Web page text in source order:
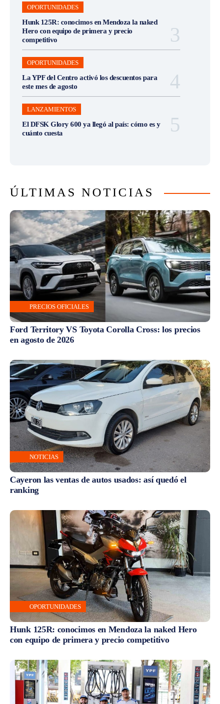
OPORTUNIDADES
Hunk 125R: conocimos en Mendoza la naked
Hero con equipo de primera y precio
competitivo
OPORTUNIDADES
La YPF del Centro activó los descuentos para
este mes de agosto
LANZAMIENTOS
El DFSK Glory 600 ya llegó al país: cómo es y
cuánto cuesta
ÚLTIMAS NOTICIAS
PRECIOS OFICIALES
Ford Territory VS Toyota Corolla Cross: los precios
en agosto de 2026
NOTICIAS
Cayeron las ventas de autos usados: así quedó el
ranking
OPORTUNIDADES
Hunk 125R: conocimos en Mendoza la naked Hero
con equipo de primera y precio competitivo